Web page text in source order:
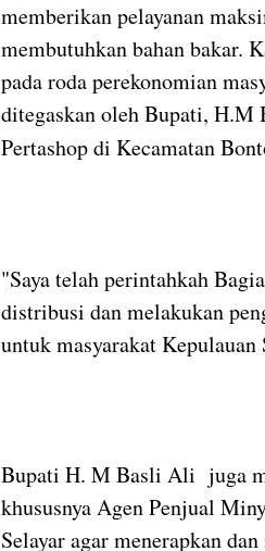
memberikan pelayanan
membutuhkan bahan bakar.
pada roda perekonomian
ditegaskan oleh Bupati, H.M
Pertashop di Kecamatan
"Saya telah perintahkah
distribusi dan melakukan
untuk masyarakat
Bupati H. M Basli Ali juga
khususnya Agen Penjual
Selayar agar menerapkan